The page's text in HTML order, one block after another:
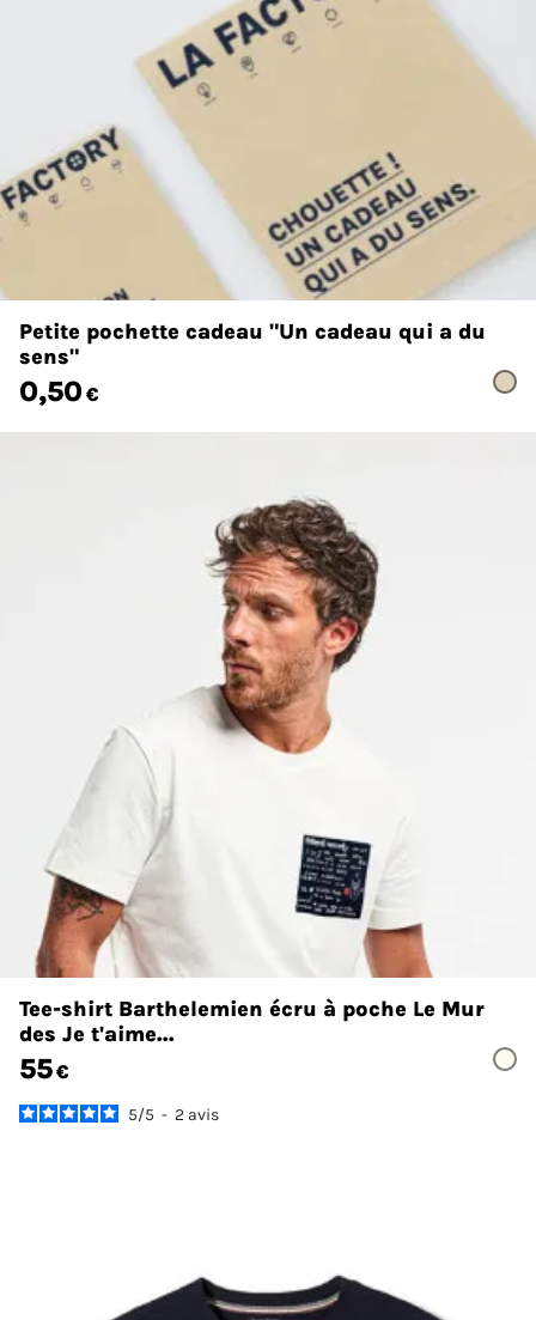
Petite pochette cadeau "Un cadeau qui a du
sens"
0,50€
Tee-shirt Barthelemien écru à poche Le Mur
des Je t'aime...
55€
5/5 - 2 avis